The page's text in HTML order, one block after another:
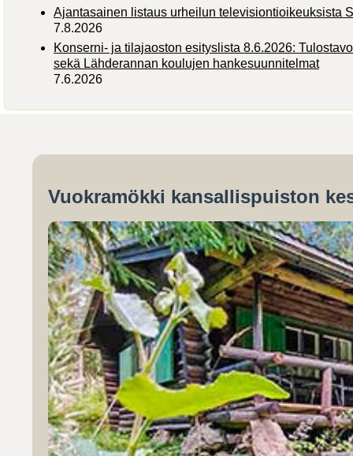
Ajantasainen listaus urheilun televisiontioikeuksista
7.8.2026
Konserni- ja tilajaoston esityslista 8.6.2026:
sekä Lähderannan koulujen hankesuunnitelmat
7.6.2026
Vuokramökki kansallispuiston